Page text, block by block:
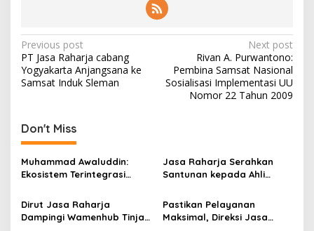
Post
navigation
Previous post
PT Jasa Raharja cabang
Yogyakarta Anjangsana ke
Samsat Induk Sleman
Next post
Rivan A. Purwantono:
Pembina Samsat Nasional
Sosialisasi Implementasi UU
Nomor 22 Tahun 2009
Don't Miss
Muhammad Awaluddin:
Ekosistem Terintegrasi
Hadirkan Pelayanan
Maksimal Kepada
masyarakat
Jasa Raharja Serahkan
Santunan kepada Ahli
KM Mutiara Sentosa II
Dirut Jasa Raharja
Dampingi Wamenhub Tinjau
Pastikan Pelayanan
Maksimal, Direksi Jasa